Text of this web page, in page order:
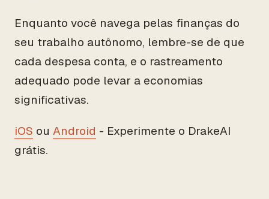
Enquanto você navega pelas finanças do
seu trabalho autônomo, lembre-se de que
cada despesa conta, e o rastreamento
adequado pode levar a economias
significativas.
iOS ou Android - Experimente o DrakeAI
grátis.